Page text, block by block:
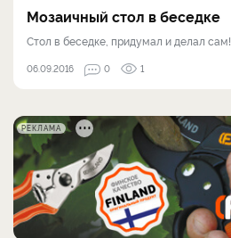
Мозаичный стол в беседке
Стол в беседке, придумал и делал сам!...
06.09.2016 0 1
РЕКЛАМА